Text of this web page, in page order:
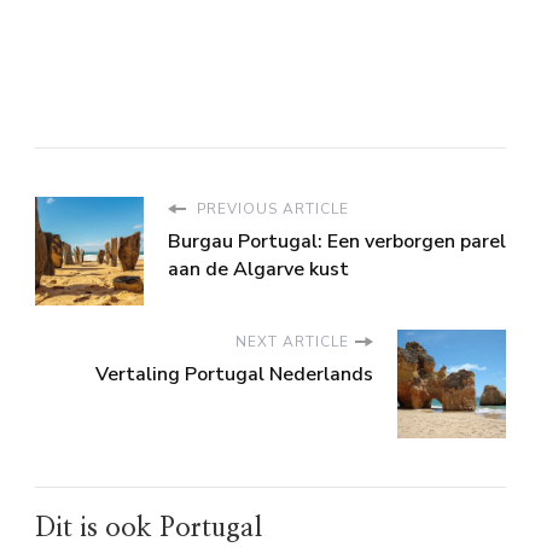
PREVIOUS ARTICLE
Burgau Portugal: Een verborgen parel
aan de Algarve kust
NEXT ARTICLE
Vertaling Portugal Nederlands
Dit is ook Portugal